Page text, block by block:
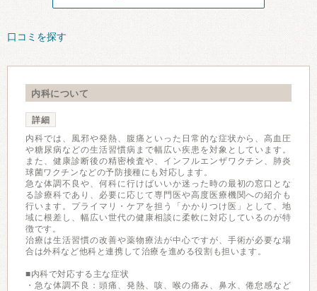
口コミを探す
内科について
詳細
内科では、風邪や発熱、腹痛といった日常的な症状から、高血圧
や糖尿病などの生活習慣病まで幅広い疾患を対象としています。
また、健康診断後の精密検査や、インフルエンザワクチン、肺炎
球菌ワクチンなどの予防接種にも対応します。
急な体調不良や、何科に行けばいいか迷った時の最初の窓口とな
る診療科であり、必要に応じて専門医や高度医療機関への紹介も
行います。プライマリ・ケアを担う「かかりつけ医」として、地
域に根差し、幅広い世代の健康相談に柔軟に対応しているのが特
徴です。
治療は生活習慣の改善や薬物療法が中心ですが、手術が必要な場
合は外科など他科と連携して治療を進める役割も担います。
■内科で対応する主な症状
・急な体調不良：頭痛、発熱、咳、喉の痛み、鼻水、倦怠感など